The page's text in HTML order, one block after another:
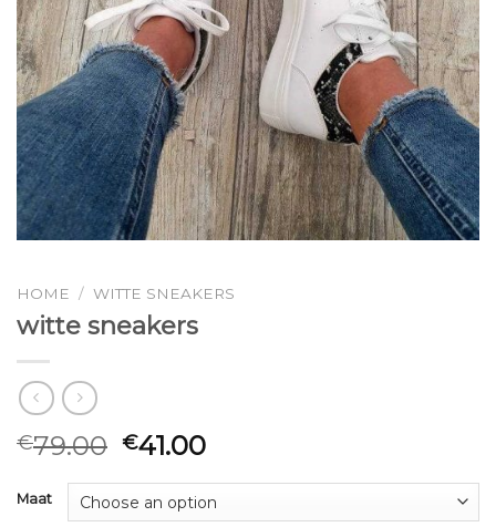
HOME / WITTE SNEAKERS
witte sneakers
€79.00 €41.00
Maat